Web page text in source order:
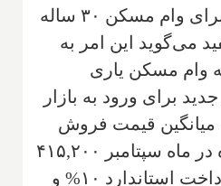
سابق ایالات متحده برای وام مسکن ۳۰ ساله
می‌گوید این امر به
وام مسکن یاری
برای ورود به بازار
قیمت فروش
خانه در ایالات متحده در ماه سپتامبر ۴۱۵,۲۰۰
دلار آمریکا با پیش‌پرداخت استاندارد ۱۰% و